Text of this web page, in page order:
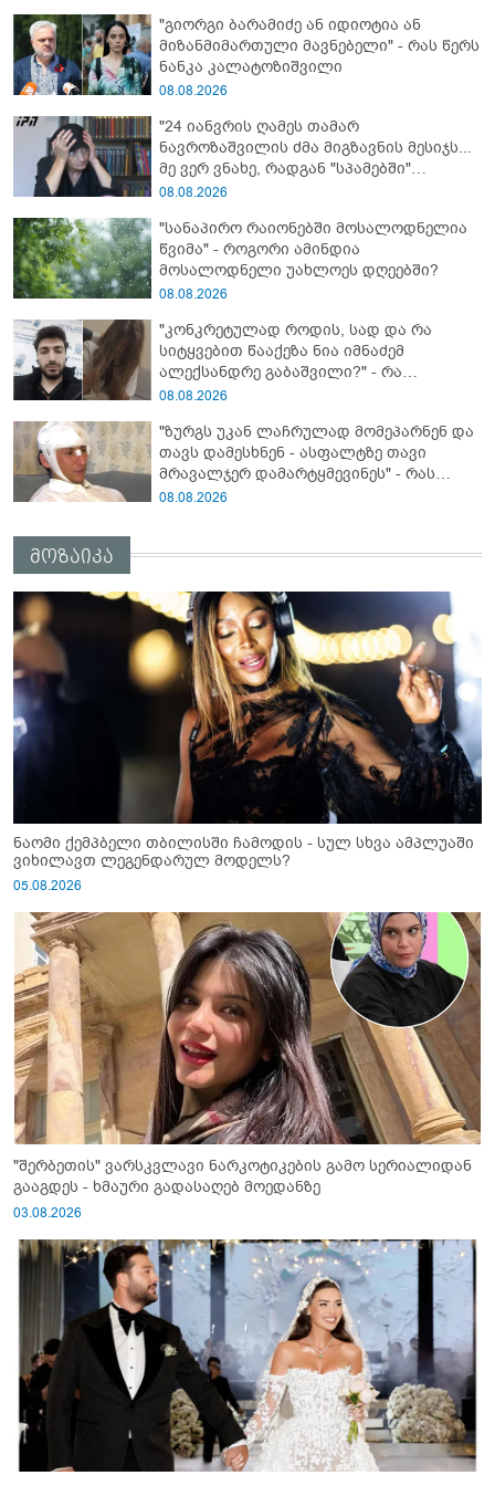
"გიორგი ბარამიძე ან იდიოტია ან
მიზანმიმართული მავნებელი" - რას წერს
ნანკა კალატოზიშვილი
08.08.2026
"24 იანვრის ღამეს თამარ
ნავროზაშვილის ძმა მიგზავნის მესიჯს...
მე ვერ ვნახე, რადგან "სპამებში"
ჩავარდა": რა მისწერა ნია იმნაძის ბიძამ
"სქრინს" აქვეყნებს
08.08.2026
"სანაპირო რაიონებში მოსალოდნელია
წვიმა" - როგორი ამინდია
მოსალოდნელი უახლოეს დღეებში?
08.08.2026
"კონკრეტულად როდის, სად და რა
სიტყვებით წააქეზა ნია იმნაძემ
ალექსანდრე გაბაშვილი?" - რა
მიმართვას ავრცელებს ნია იმნაძის
08.08.2026
"ზურგს უკან ლაჩრულად მომეპარნენ და
თავს დამესხნენ - ასფალტზე თავი
მრავალჯერ დამარტყმევინეს" - რას
ჰყვება კურიერი, რომელსაც
08.08.2026
მოზაიკა
ნაომი ქემპბელი თბილისში ჩამოდის - სულ სხვა ამპლუაში
ვიხილავთ ლეგენდარულ მოდელს?
05.08.2026
"შერბეთის" ვარსკვლავი ნარკოტიკების გამო სერიალიდან
გააგდეს - ხმაური გადასაღებ მოედანზე
03.08.2026